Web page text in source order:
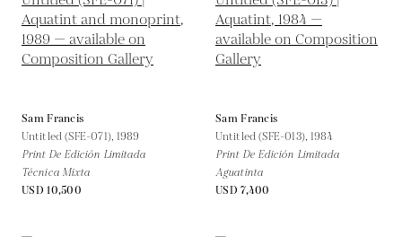
Sam Francis
Untitled (SFE-071), 1989
Print De Edición Limitada
Técnica Mixta
USD 10,500
Sam Francis
Untitled (SFE-013), 1984
Print De Edición Limitada
Aguatinta
USD 7,400